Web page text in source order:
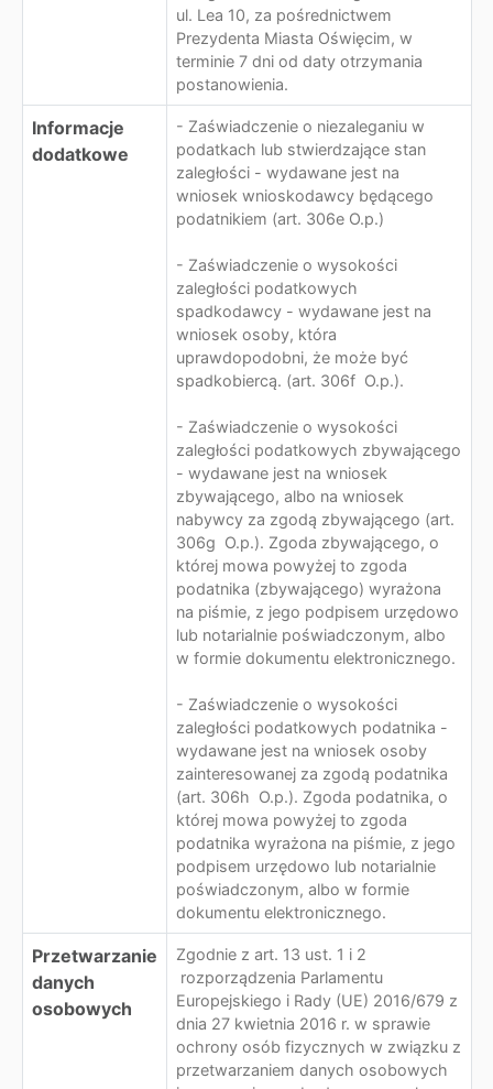
ul. Lea 10, za pośrednictwem
Prezydenta Miasta Oświęcim, w
terminie 7 dni od daty otrzymania
postanowienia.
Informacje
dodatkowe
- Zaświadczenie o niezaleganiu w
podatkach lub stwierdzające stan
zaległości - wydawane jest na
wniosek wnioskodawcy będącego
podatnikiem (art. 306e O.p.)
- Zaświadczenie o wysokości
zaległości podatkowych
spadkodawcy - wydawane jest na
wniosek osoby, która
uprawdopodobni, że może być
spadkobiercą. (art. 306f O.p.).
- Zaświadczenie o wysokości
zaległości podatkowych zbywającego
- wydawane jest na wniosek
zbywającego, albo na wniosek
nabywcy za zgodą zbywającego (art.
306g O.p.). Zgoda zbywającego, o
której mowa powyżej to zgoda
podatnika (zbywającego) wyrażona
na piśmie, z jego podpisem urzędowo
lub notarialnie poświadczonym, albo
w formie dokumentu elektronicznego.
- Zaświadczenie o wysokości
zaległości podatkowych podatnika -
wydawane jest na wniosek osoby
zainteresowanej za zgodą podatnika
(art. 306h O.p.). Zgoda podatnika, o
której mowa powyżej to zgoda
podatnika wyrażona na piśmie, z jego
podpisem urzędowo lub notarialnie
poświadczonym, albo w formie
dokumentu elektronicznego.
Przetwarzanie
danych
osobowych
Zgodnie z art. 13 ust. 1 i 2
rozporządzenia Parlamentu
Europejskiego i Rady (UE) 2016/679 z
dnia 27 kwietnia 2016 r. w sprawie
ochrony osób fizycznych w związku z
przetwarzaniem danych osobowych